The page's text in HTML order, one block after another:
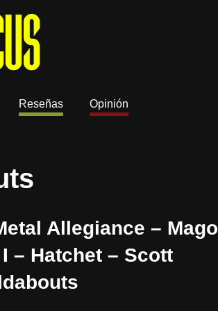
Reseñas Opinión
Allegiance – Mago
– Hatchet – Scott